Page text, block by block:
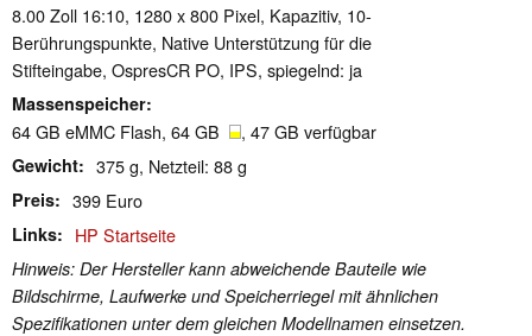
8.00 Zoll 16:10, 1280 x 800 Pixel, Kapazitiv, 10-
Berührungspunkte, Native Unterstützung für die
Stifteingabe, OspresCR PO, IPS, spiegelnd: ja
Massenspeicher
64 GB eMMC Flash, 64 GB , 47 GB verfügbar
Gewicht 375 g, Netzteil: 88 g
Preis 399 Euro
Links HP Startseite
Hinweis: Der Hersteller kann abweichende Bauteile wie
Bildschirme, Laufwerke und Speicherriegel mit ähnlichen
Spezifikationen unter dem gleichen Modellnamen einsetzen.